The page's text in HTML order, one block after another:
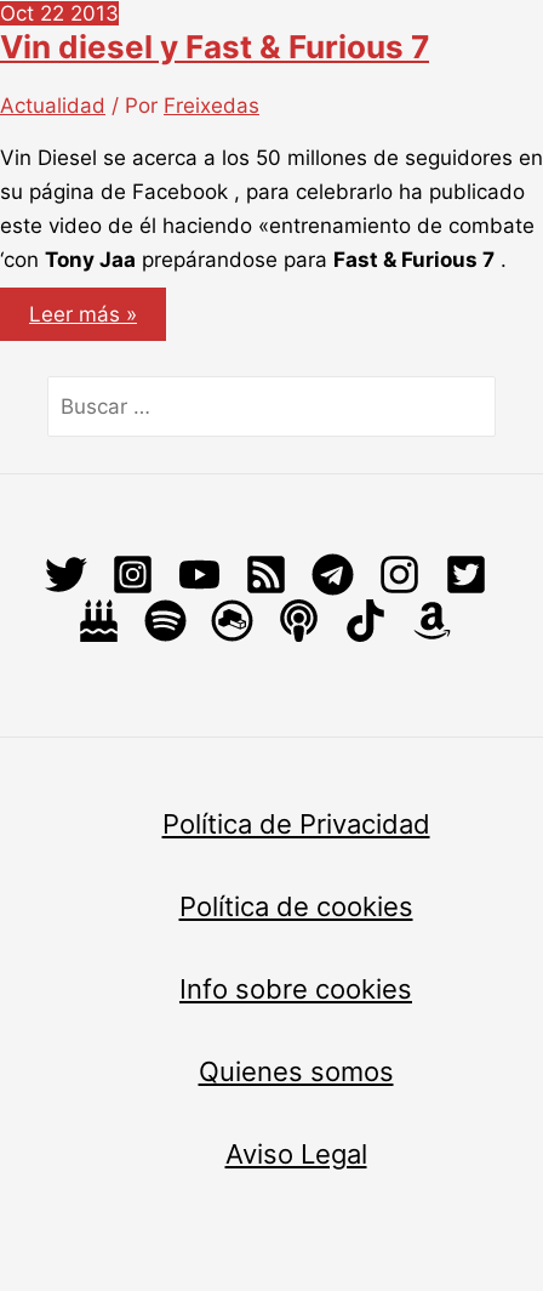
Oct 22 2013
Vin diesel y Fast & Furious 7
Actualidad / Por Freixedas
Vin Diesel se acerca a los 50 millones de seguidores en
su página de Facebook , para celebrarlo ha publicado
este video de él haciendo «entrenamiento de combate
‘con Tony Jaa prepárandose para Fast & Furious 7 .
Vin
diesel
y
Furious
Leer más »
por:
Política de Privacidad
Política de cookies
Info sobre cookies
Quienes somos
Aviso Legal